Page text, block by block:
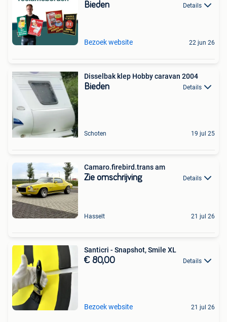
Bieden Details
Bezoek website 22 jun 26
Disselbak klep Hobby caravan 2004
Bieden Details
Schoten 19 jul 25
Camaro.firebird.trans am
Zie omschrijving Details
Hasselt 21 jul 26
Santicri - Snapshot, Smile XL
€ 80,00 Details
Bezoek website 21 jul 26